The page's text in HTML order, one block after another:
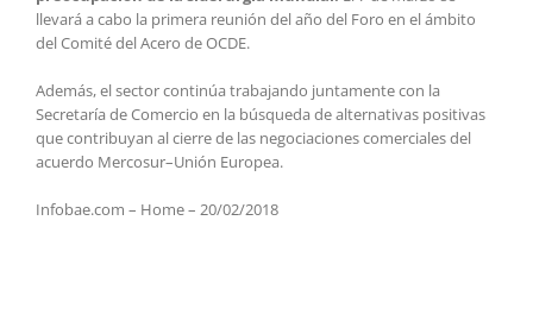
llevará a cabo la primera reunión del año del Foro en el ámbito
del Comité del Acero de OCDE.
Además, el sector continúa trabajando juntamente con la
Secretaría de Comercio en la búsqueda de alternativas positivas
que contribuyan al cierre de las negociaciones comerciales del
acuerdo Mercosur–Unión Europea.
Infobae.com – Home – 20/02/2018